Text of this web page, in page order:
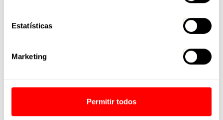
Estatísticas
Marketing
Permitir todos
08 / 07 / 2026
bike All Mountain que une
excelente custo-benefício
PEDAL PARA TODOS